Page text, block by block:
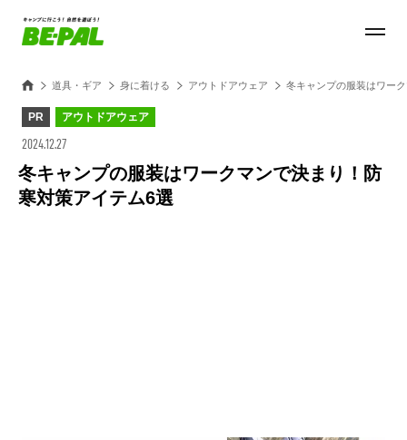
道具・ギア 身に着ける アウトドアウェア 冬キャンプの服装はワー
PR アウトドアウェア
2024.12.27
冬キャンプの服装はワークマンで決まり！防
寒対策アイテム6選